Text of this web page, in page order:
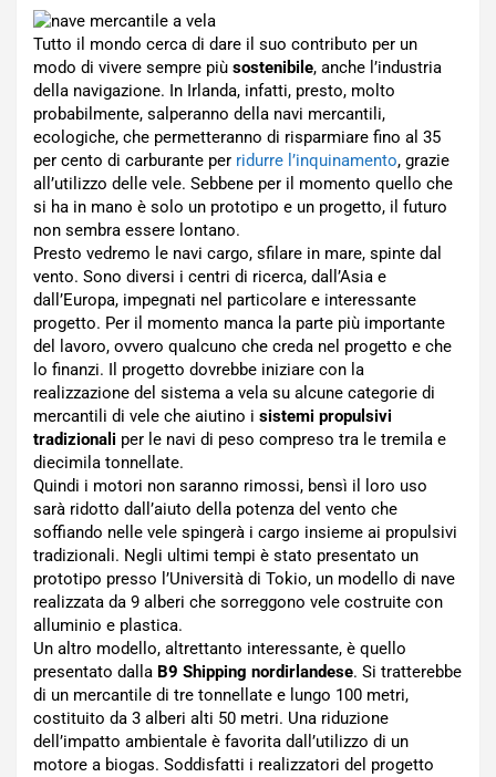
Tutto il mondo cerca di dare il suo contributo per un
modo di vivere sempre più sostenibile, anche l’industria
della navigazione. In Irlanda, infatti, presto, molto
probabilmente, salperanno della navi mercantili,
ecologiche, che permetteranno di risparmiare fino al 35
per cento di carburante per ridurre l’inquinamento, grazie
all’utilizzo delle vele. Sebbene per il momento quello che
si ha in mano è solo un prototipo e un progetto, il futuro
non sembra essere lontano.
Presto vedremo le navi cargo, sfilare in mare, spinte dal
vento. Sono diversi i centri di ricerca, dall’Asia e
dall’Europa, impegnati nel particolare e interessante
progetto. Per il momento manca la parte più importante
del lavoro, ovvero qualcuno che creda nel progetto e che
lo finanzi. Il progetto dovrebbe iniziare con la
realizzazione del sistema a vela su alcune categorie di
mercantili di vele che aiutino i sistemi propulsivi
tradizionali per le navi di peso compreso tra le tremila e
diecimila tonnellate.
Quindi i motori non saranno rimossi, bensì il loro uso
sarà ridotto dall’aiuto della potenza del vento che
soffiando nelle vele spingerà i cargo insieme ai propulsivi
tradizionali. Negli ultimi tempi è stato presentato un
prototipo presso l’Università di Tokio, un modello di nave
realizzata da 9 alberi che sorreggono vele costruite con
alluminio e plastica.
Un altro modello, altrettanto interessante, è quello
presentato dalla B9 Shipping nordirlandese. Si tratterebbe
di un mercantile di tre tonnellate e lungo 100 metri,
costituito da 3 alberi alti 50 metri. Una riduzione
dell’impatto ambientale è favorita dall’utilizzo di un
motore a biogas. Soddisfatti i realizzatori del progetto